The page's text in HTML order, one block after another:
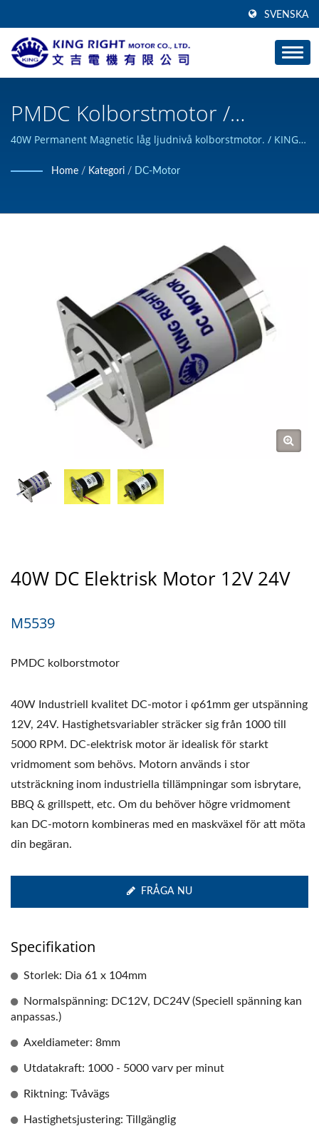
SVENSKA
PMDC Kolborstmotor /
Tillverkare Av Hög Vridmoment
DC-Motor | KING RIGHT
40W Permanent Magnetic låg ljudnivå kolborstmotor. / KING
motorprodukter och har klarat ISO 9001-certifiering.
Home / Kategori / DC-Motor
40W DC Elektrisk Motor 12V 24V
M5539
PMDC kolborstmotor
40W Industriell kvalitet DC-motor i φ61mm ger utspänning
12V, 24V. Hastighetsvariabler sträcker sig från 1000 till
5000 RPM. DC-elektrisk motor är idealisk för starkt
vridmoment som behövs. Motorn används i stor
utsträckning inom industriella tillämpningar som isbrytare,
BBQ & grillspett, etc. Om du behöver högre vridmoment
kan DC-motorn kombineras med en maskväxel för att möta
din begäran.
FRÅGA NU
Specifikation
Storlek: Dia 61 x 104mm
Normalspänning: DC12V, DC24V (Speciell spänning kan
anpassas.)
Axeldiameter: 8mm
Utdatakraft: 1000 - 5000 varv per minut
Riktning: Tvåvägs
Hastighetsjustering: Tillgänglig